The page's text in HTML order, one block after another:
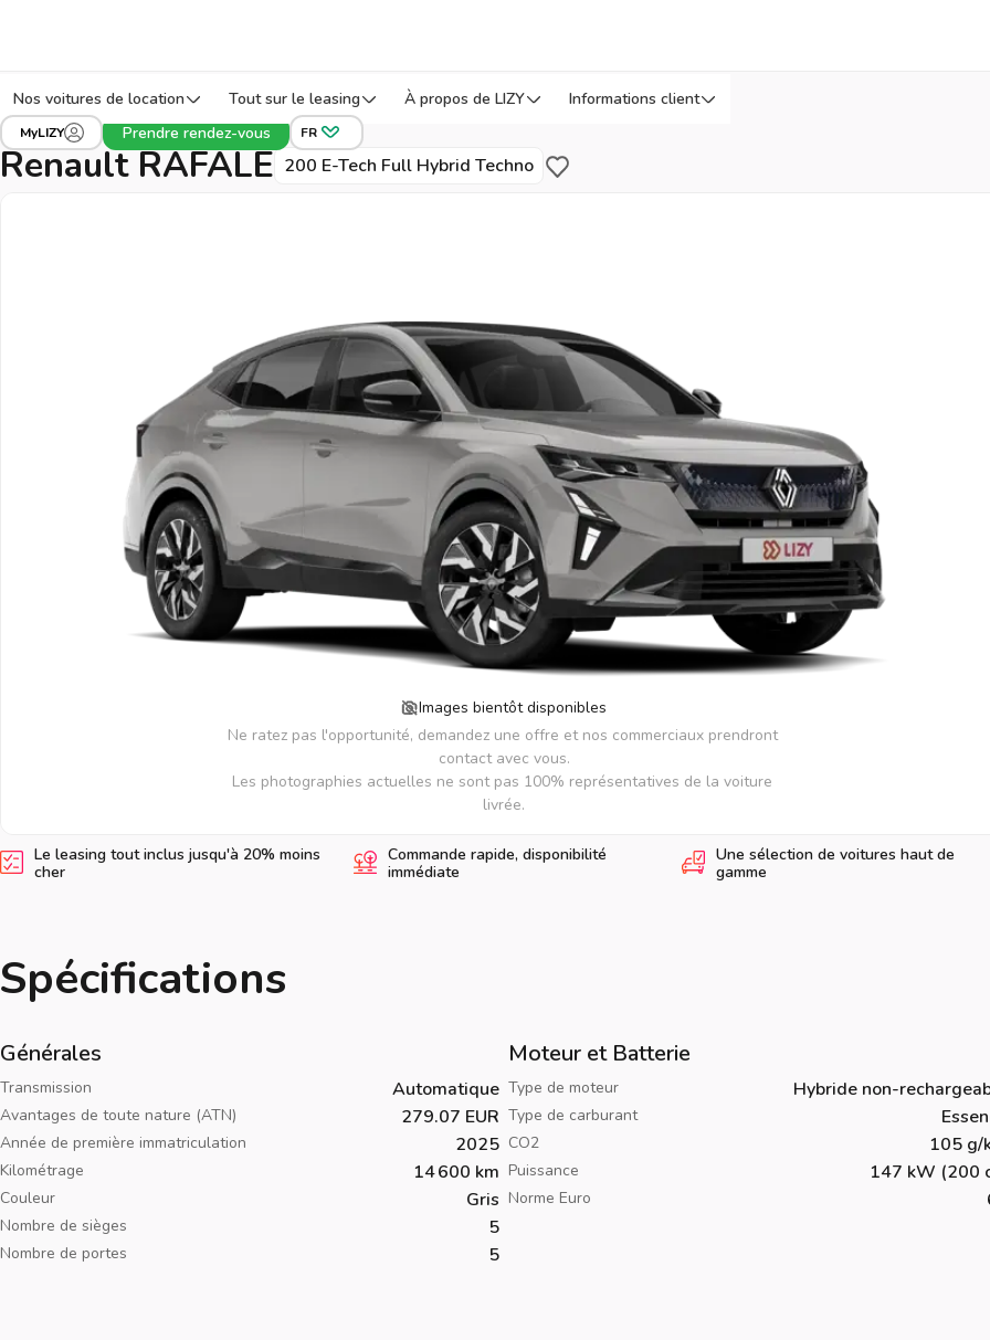
Nos voitures de location Tout sur le leasing À propos de LIZY Informations client
MyLIZY Prendre rendez-vous FR
Tous les véhicules › RAFALE
Renault RAFALE 200 E-Tech Full Hybrid Techno Sauvegarder pour plus tard
Images bientôt disponibles
Ne ratez pas l'opportunité, demandez une offre et nos commerciaux prendront
contact avec vous.
Les photographies actuelles ne sont pas 100% représentatives de la voiture
livrée.
Le leasing tout inclus jusqu'à 20% moins
cher
Commande rapide, disponibilité
immédiate
Une sélection de voitures haut de
gamme
Spécifications
Générales
Transmission Automatique
Avantages de toute nature (ATN) 279.07 EUR
Année de première immatriculation 2025
Kilométrage 14 600 km
Couleur Gris
Nombre de sièges 5
Nombre de portes 5
Moteur et Batterie
Type de moteur Hybride non-
Type de carburant
CO2 105 g/
Puissance 147 kW (200
Norme Euro